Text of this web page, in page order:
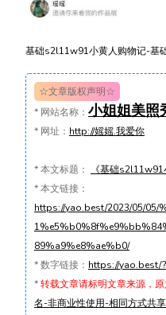
基础s2l11w91小黄人购物记-基
☆文章版权声明☆
* 网站名称： 小姐姐美照
* 网址： http://媱媱.我爱你
*本文标题：
《基础s2l11w91
*本文链接：
https://yao.best/2023/05/
89%a9%e8%ae%b0/
*数字链接： https://yao.best/
*转载文章请标明文章来源，
名-非商业性使用-相同方式共